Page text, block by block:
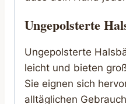
Ungepolsterte
Ungepolsterte
leicht und bieten
Sie eignen sich
alltäglichen